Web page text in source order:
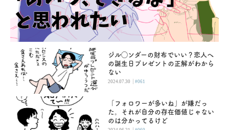
ジル◯ンダーの財布でいい？恋人へ
の誕生日プレゼントの正解がわから
ない
2024.07.30 |#061
「フォロワーが多いね」が嫌だっ
た。それが自分の存在価値じゃない
のは分かってるけど